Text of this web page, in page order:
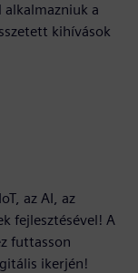
a
kihívások
az AI, az
fejlesztésével! A
futtasson
ikerjén!